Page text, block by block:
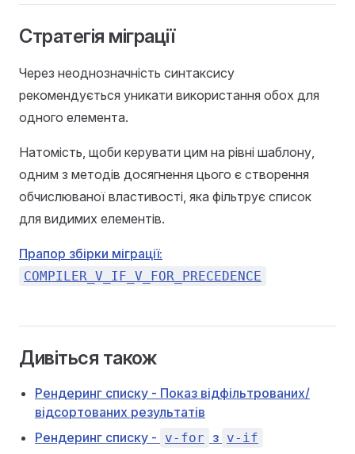
Стратегія міграції
Через неоднозначність синтаксису
рекомендується уникати використання обох для
одного елемента.
Натомість, щоби керувати цим на рівні шаблону,
одним з методів досягнення цього є створення
обчислюваної властивості, яка фільтрує список
для видимих елементів.
Прапор збірки міграції:
COMPILER_V_IF_V_FOR_PRECEDENCE
Дивіться також
Рендеринг списку - Показ відфільтрованих/
відсортованих результатів
Рендеринг списку -
v-for з v-if